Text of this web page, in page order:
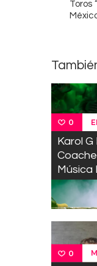
Toros
0
Karol G
Música
0